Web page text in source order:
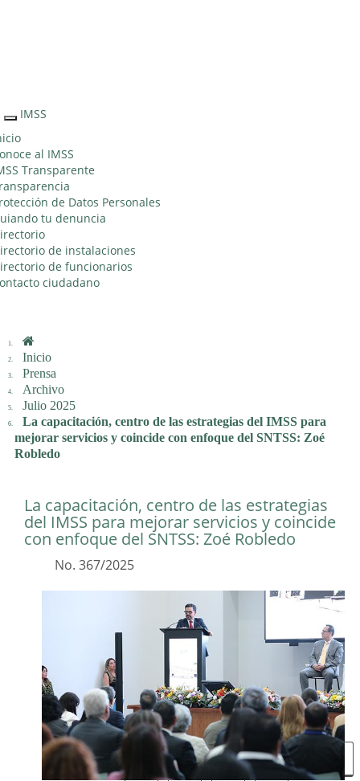
Interruptor
de
Navegación
IMSS
al IMSS
Transparente
de Datos Personales
tu denuncia
de instalaciones
de funcionarios
ciudadano
Inicio
Prensa
Archivo
Julio 2025
La capacitación, centro de las estrategias del IMSS para
mejorar servicios y coincide con enfoque del SNTSS: Zoé
Robledo
La capacitación, centro de las estrategias
del IMSS para mejorar servicios y coincide
con enfoque del SNTSS: Zoé Robledo
No. 367/2025
1 2 3 4 5 6